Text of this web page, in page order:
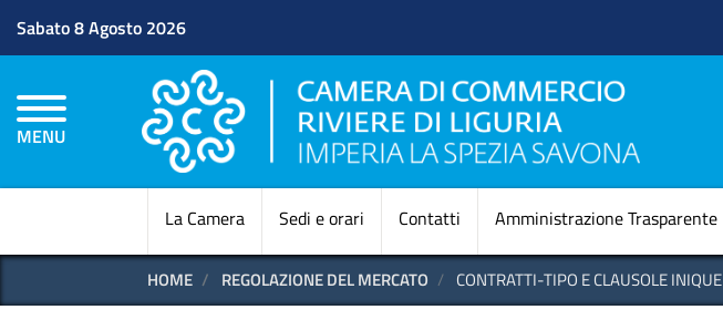
Sabato 8 Agosto 2026
MENU
La Camera Sedi e orari Contatti Amministrazione Trasparente
HOME REGOLAZIONE DEL MERCATO CONTRATTI-TIPO E CLAUSOLE INIQUE